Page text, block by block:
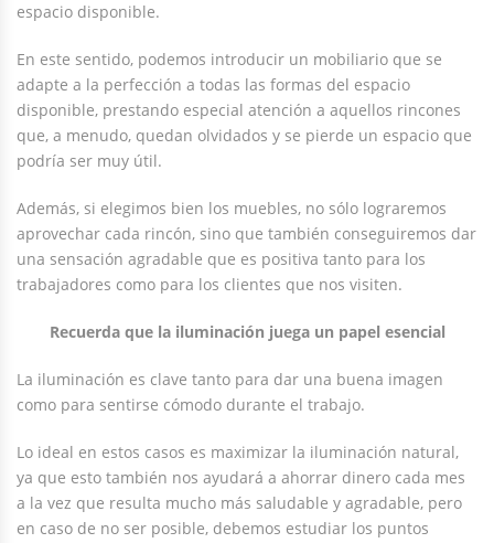
espacio disponible.
En este sentido, podemos introducir un mobiliario que se
adapte a la perfección a todas las formas del espacio
disponible, prestando especial atención a aquellos rincones
que, a menudo, quedan olvidados y se pierde un espacio que
podría ser muy útil.
Además, si elegimos bien los muebles, no sólo lograremos
aprovechar cada rincón, sino que también conseguiremos dar
una sensación agradable que es positiva tanto para los
trabajadores como para los clientes que nos visiten.
Recuerda que la iluminación juega un papel esencial
La iluminación es clave tanto para dar una buena imagen
como para sentirse cómodo durante el trabajo.
Lo ideal en estos casos es maximizar la iluminación natural,
ya que esto también nos ayudará a ahorrar dinero cada mes
a la vez que resulta mucho más saludable y agradable, pero
en caso de no ser posible, debemos estudiar los puntos